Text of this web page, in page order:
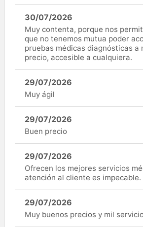
30/07/2026
Muy contenta, porque nos
que no tenemos mutua poder
pruebas médicas diagnósticas a
precio, accesible a cualquiera.
29/07/2026
Muy ágil
29/07/2026
Buen precio
29/07/2026
Ofrecen los mejores servicios
atención al cliente es impecable.
29/07/2026
Muy buenos precios y mil